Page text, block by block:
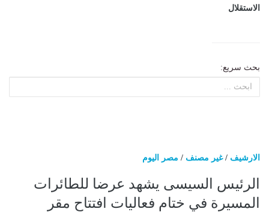
الاستقلال
بحث سريع:
الارشيف /غير مصنف / مصر اليوم
الرئيس السيسى يشهد عرضا للطائرات
المسيرة في ختام فعاليات افتتاح مقر